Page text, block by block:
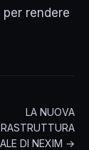
rendere
LA NUOVA
DI NEXIM →